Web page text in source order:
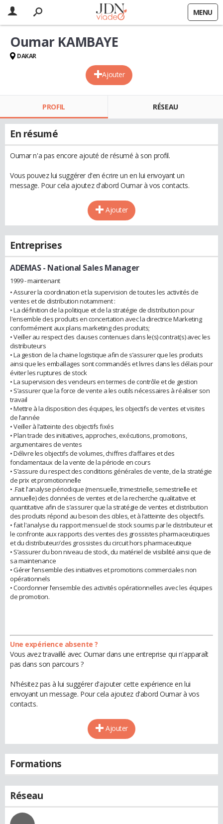
MENU
Ajouter
Oumar KAMBAYE
DAKAR
PROFIL RÉSEAU
En résumé
Oumar n'a pas encore ajouté de résumé à son profil.
Vous pouvez lui suggérer d'en écrire un en lui envoyant un
message. Pour cela ajoutez d'abord Oumar à vos contacts.
Ajouter
Entreprises
ADEMAS- National Sales Manager
1999 - maintenant
• Assurer la coordination et la supervision de toutes les activités de
ventes et de distribution notamment :
• La définition de la politique et de la stratégie de distribution pour
l'ensemble des produits en concertation avec la directrice Marketing
conformément aux plans marketing des produits;
• Veiller au respect des clauses contenues dans le(s) contrat(s) avec les
distributeurs
• La gestion de la chaine logistique afin de s’assurer que les produits
ainsi que les emballages sont commandés et livres dans les délais pour
éviter les ruptures de stock
• La supervision des vendeurs en termes de contrôle et de gestion
• S’assurer que la force de vente a les outils nécessaires à réaliser son
travail
• Mettre à la disposition des équipes, les objectifs de ventes et visites
de l’année
• Veiller à l’atteinte des objectifs fixés
• Plan trade des initiatives, approches, exécutions, promotions,
argumentaires de ventes
• Délivre les objectifs de volumes, chiffres d’affaires et des
fondamentaux de la vente de la période en cours
• S’assure du respect des conditions générales de vente, de la stratégie
de prix et promotionnelle
• .Fait l'analyse périodique (mensuelle, trimestrielle, semestrielle et
annuelle) des données de ventes et de la recherche qualitative et
quantitative afin de s’assurer que la stratégie de ventes et distribution
des produits répond au besoin des cibles, et à l’atteinte des objectifs.
• fait l'analyse du rapport mensuel de stock soumis par le distributeur et
le confronte aux rapports des ventes des grossistes pharmaceutiques
et du distributeur/des grossistes du circuit hors pharmaceutique
• S’assurer du bon niveau de stock, du matériel de visibilité ainsi que de
sa maintenance
• Gérer l’ensemble des initiatives et promotions commerciales non
opérationnels
• Coordonner l’ensemble des activités opérationnelles avec les équipes
de promotion.
Une expérience absente ?
Vous avez travaillé avec Oumar dans une entreprise qui n'apparaît
pas dans son parcours ?
N'hésitez pas à lui suggérer d'ajouter cette expérience en lui
envoyant un message. Pour cela ajoutez d'abord Oumar à vos
contacts.
Ajouter
Formations
Réseau